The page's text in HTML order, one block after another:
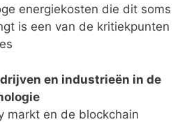
energiekosten die dit soms
is een van de kritiekpunten
en industrieën in de
markt en de blockchain